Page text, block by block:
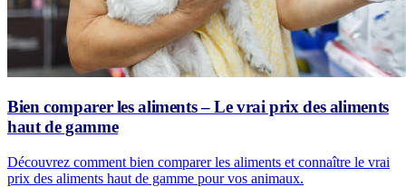
Bien comparer les aliments – Le vrai prix des aliments
haut de gamme
Découvrez comment bien comparer les aliments et connaître le vrai
prix des aliments haut de gamme pour vos animaux.